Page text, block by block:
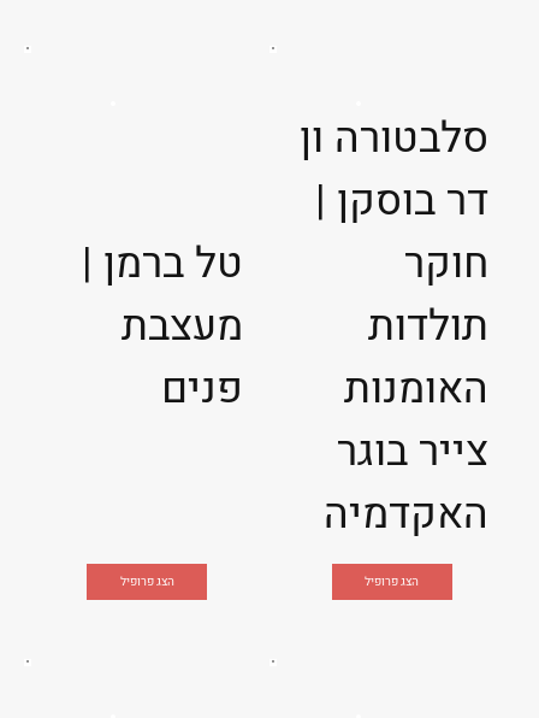
טל ברמן |
מעצבת
פנים
הצג פרופיל
סלבטורה ון
דר בוסקן |
חוקר
תולדות
האומנות
צייר בוגר
האקדמיה
הצג פרופיל